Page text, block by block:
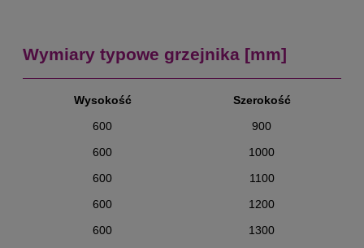
Wymiary typowe grzejnika [mm]
Wysokość
Szerokość
600
900
600
1000
600
1100
600
1200
600
1300